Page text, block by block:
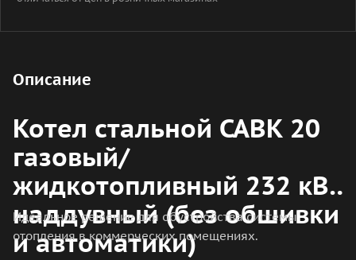
Описание
Котел стальной CABK 20
газовый/
жидкотопливный 232 кВт
наддувный (без обшивки
и автоматики)
Идеальное решение для обустройства системы
отопления в коммерческих помещениях.